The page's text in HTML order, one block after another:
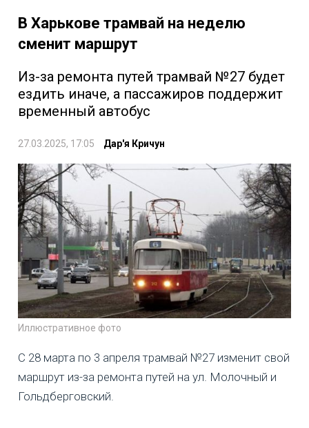
В Харькове трамвай на неделю
сменит маршрут
Из-за ремонта путей трамвай №27 будет
ездить иначе, а пассажиров поддержит
временный автобус
27.03.2025, 17:05 Дар'я Кричун
Иллюстративное фото
С 28 марта по 3 апреля трамвай №27 изменит свой
маршрут из-за ремонта путей на ул. Молочный и
Гольдберговский.